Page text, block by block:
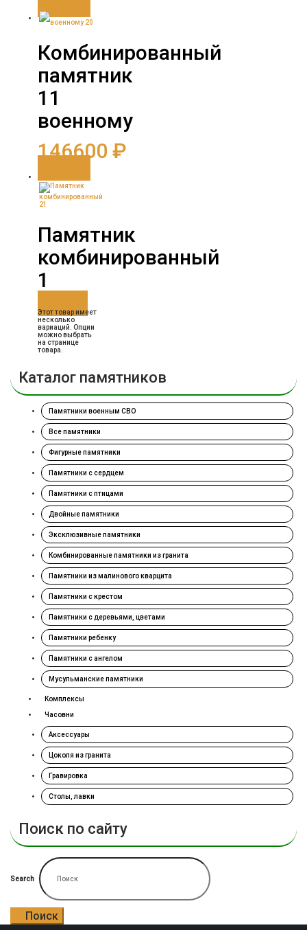
Комбинированный
памятник
11
военному
146600 ₽
Памятник
комбинированный
1
Этот товар имеет
несколько
вариаций. Опции
можно выбрать
на странице
товара.
Каталог памятников
Памятники военным СВО
Все памятники
Фигурные памятники
Памятники с сердцем
Памятники с птицами
Двойные памятники
Эксклюзивные памятники
Комбинированные памятники из гранита
Памятники из малинового кварцита
Памятники с крестом
Памятники с деревьями, цветами
Памятники ребенку
Памятники с ангелом
Мусульманские памятники
Комплексы
Часовни
Аксессуары
Цоколя из гранита
Гравировка
Столы, лавки
Поиск по сайту
Search
Поиск